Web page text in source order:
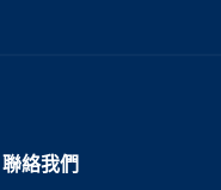
聯絡我們